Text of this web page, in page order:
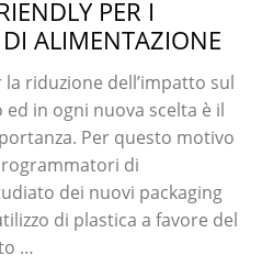
PER I
ALIMENTAZIONE
riduzione dell’impatto sul
in ogni nuova scelta è il
Per questo motivo
di
dei nuovi packaging
di plastica a favore del
…